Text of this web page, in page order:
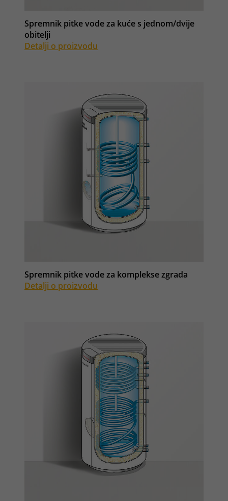
Spremnik pitke vode za kuće s jednom/dvije
obitelji
Detalji o proizvodu
Spremnik pitke vode za komplekse zgrada
Detalji o proizvodu